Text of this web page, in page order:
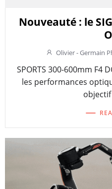
Nouveauté : le
Olivier - Germain
SPORTS 300-600mm F4
les performances